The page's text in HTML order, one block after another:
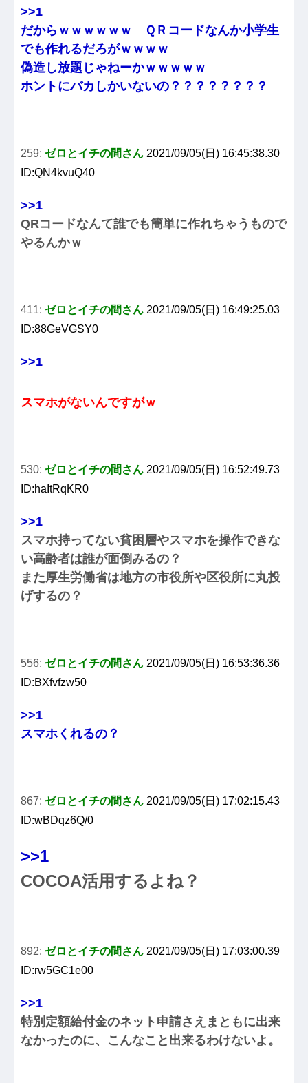
>>1
だからｗｗｗｗｗｗ ＱＲコードなんか小学生
でも作れるだろがｗｗｗｗ
偽造し放題じゃねーかｗｗｗｗｗ
ホントにバカしかいないの？？？？？？？？
259: ゼロとイチの間さん 2021/09/05(日) 16:45:38.30
ID:QN4kvuQ40
>>1
QRコードなんて誰でも簡単に作れちゃうもので
やるんかｗ
411: ゼロとイチの間さん 2021/09/05(日) 16:49:25.03
ID:88GeVGSY0
>>1
スマホがないんですがｗ
530: ゼロとイチの間さん 2021/09/05(日) 16:52:49.73
ID:haItRqKR0
>>1
スマホ持ってない貧困層やスマホを操作できな
い高齢者は誰が面倒みるの？
また厚生労働省は地方の市役所や区役所に丸投
げするの？
556: ゼロとイチの間さん 2021/09/05(日) 16:53:36.36
ID:BXfvfzw50
>>1
スマホくれるの？
867: ゼロとイチの間さん 2021/09/05(日) 17:02:15.43
ID:wBDqz6Q/0
>>1
COCOA活用するよね？
892: ゼロとイチの間さん 2021/09/05(日) 17:03:00.39
ID:rw5GC1e00
>>1
特別定額給付金のネット申請さえまともに出来
なかったのに、こんなこと出来るわけないよ。